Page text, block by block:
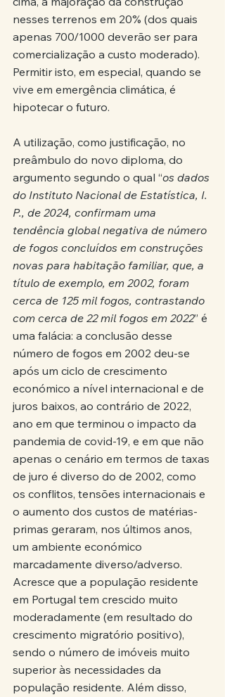
nesses terrenos em 20% (dos quais
apenas 700/1000 deverão ser para
comercialização a custo moderado).
Permitir isto, em especial, quando se
vive em emergência climática, é
hipotecar o futuro.
A utilização, como justificação, no
preâmbulo do novo diploma, do
argumento segundo o qual “os dados
do Instituto Nacional de Estatística, I.
P., de 2024, confirmam uma
tendência global negativa de número
de fogos concluídos em construções
novas para habitação familiar, que, a
título de exemplo, em 2002, foram
cerca de 125 mil fogos, contrastando
com cerca de 22 mil fogos em 2022” é
uma falácia: a conclusão desse
número de fogos em 2002 deu-se
após um ciclo de crescimento
económico a nível internacional e de
juros baixos, ao contrário de 2022,
ano em que terminou o impacto da
pandemia de covid-19, e em que não
apenas o cenário em termos de taxas
de juro é diverso do de 2002, como
os conflitos, tensões internacionais e
o aumento dos custos de matérias-
primas geraram, nos últimos anos,
um ambiente económico
marcadamente diverso/adverso.
Acresce que a população residente
em Portugal tem crescido muito
moderadamente (em resultado do
crescimento migratório positivo),
sendo o número de imóveis muito
superior às necessidades da
população residente. Além disso,